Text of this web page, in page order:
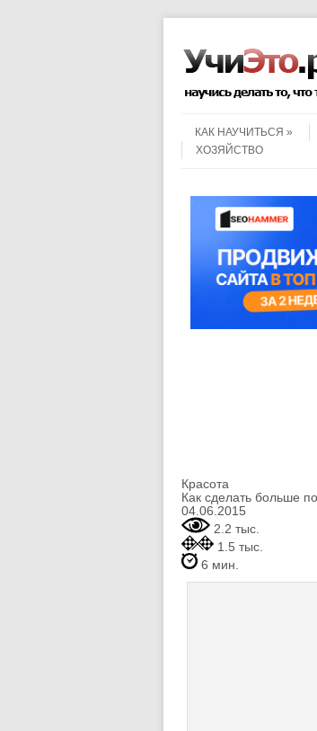
КАК НАУЧИТЬСЯ
ХОЗЯЙСТВО
Красота
Как сделать больше
04.06.2015
2.2 тыс.
1.5 тыс.
6 мин.